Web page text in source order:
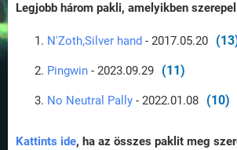
Legjobb három pakli, amelyikben
N'Zoth,Silver hand - 2017.05.20
Pingwin - 2023.09.29 (11)
No Neutral Pally - 2022.01.08 (10)
Kattints ide, ha az összes paklit meg